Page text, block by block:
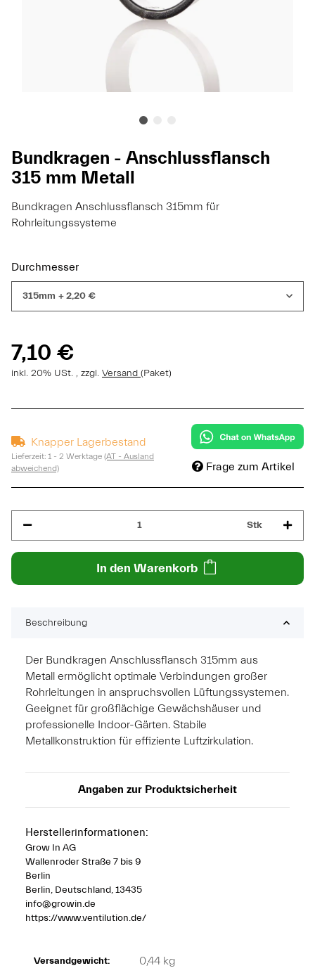
Bundkragen - Anschlussflansch
315 mm Metall
Bundkragen Anschlussflansch 315mm für
Rohrleitungssysteme
Durchmesser
315mm + 2,20 €
7,10 €
inkl. 20% USt. , zzgl. Versand (Paket)
Knapper Lagerbestand
Lieferzeit: 1 - 2 Werktage (AT - Ausland
abweichend)
Frage zum Artikel
Stk
In den Warenkorb
Beschreibung
Der Bundkragen Anschlussflansch 315mm aus
Metall ermöglicht optimale Verbindungen großer
Rohrleitungen in anspruchsvollen Lüftungssystemen.
Geeignet für großflächige Gewächshäuser und
professionelle Indoor-Gärten. Stabile
Metallkonstruktion für effiziente Luftzirkulation.
Angaben zur Produktsicherheit
Herstellerinformationen:
Grow In AG
Wallenroder Straße 7 bis 9
Berlin
Berlin, Deutschland, 13435
info@growin.de
https://www.ventilution.de/
Versandgewicht: 0,44 kg